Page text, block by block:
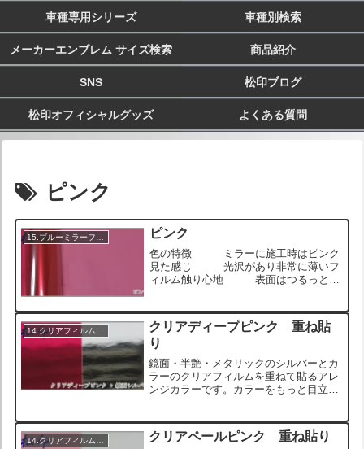
車種専用シリーズ 車種別検索
メーカーエンブレム サイズ検索 商品紹介
SNS 松印ブログ
松印オフィシャルグッズ よくある質問
ピンク
ピンク
色の特徴 ミラーに施工時はピンク
見た感じ 光沢があり非常に薄いフ
ィルム触り心地 表面はつるっとし
画像 ロール状のサンプル画像 ミラー
に施工したサンプル画像 ...
クリアディープピンク 重ね貼
り
鏡面・半艶・メタリックのシルバーとカ
ラーのクリアフィルムを重ねて貼るアレ
ンジカラーです。カラーをもっと目立た
また、ブラックアウトされたヘッドライ
トはクリアカラーの色相が...
クリアペールピンク 重ね貼り